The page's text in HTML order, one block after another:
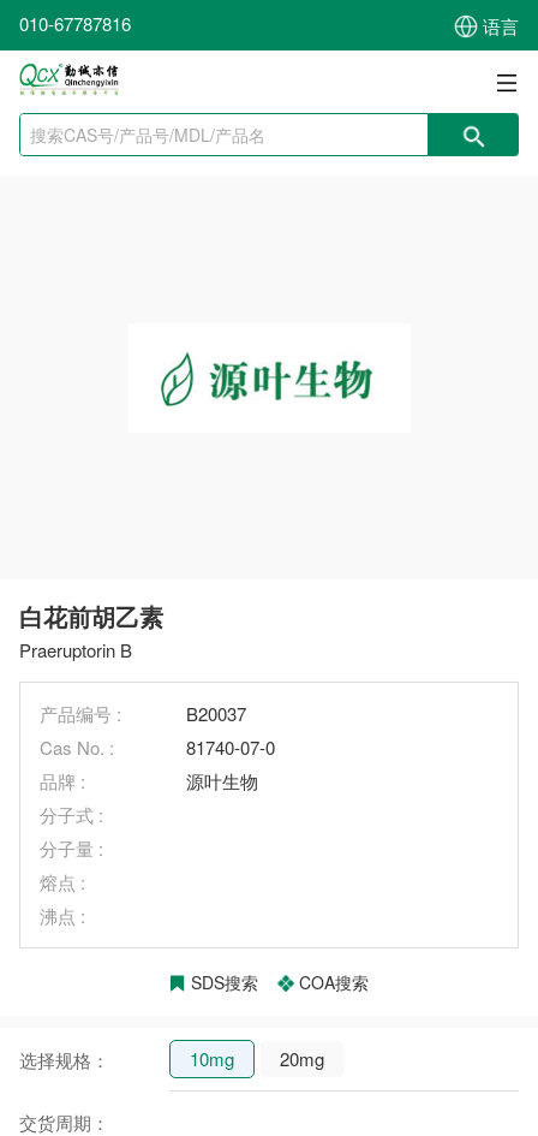
010-67787816 语言
白花前胡乙素
Praeruptorin B
产品编号 :
B20037
Cas No. :
81740-07-0
品牌 :
源叶生物
分子式 :
分子量 :
熔点 :
沸点 :
SDS搜索 COA搜索
选择规格： 10mg 20mg
交货周期：